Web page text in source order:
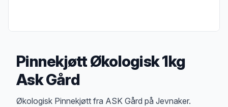
Pinnekjøtt Økologisk 1kg
Ask Gård
Produktbeskrivelse
Økologisk Pinnekjøtt fra ASK Gård på Jevnaker.